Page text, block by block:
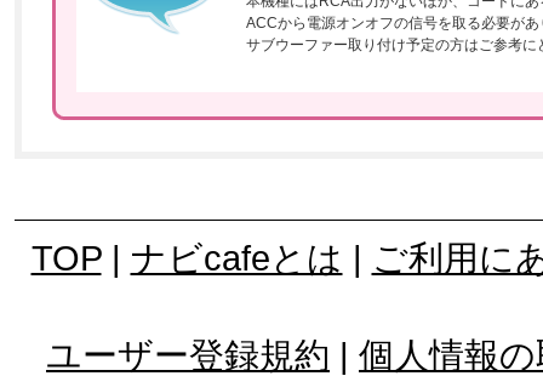
ACCから電源オンオフの信号を取る必要があ
サブウーファー取り付け予定の方はご参考に
TOP| ナビcafeとは | ご利用に
ユーザー登録規約 | 個人情報